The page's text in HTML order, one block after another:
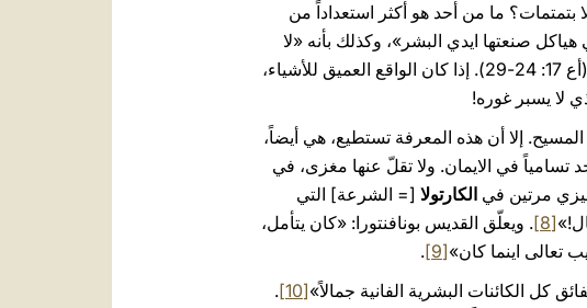
بتمتمات؟ ما من أحد هو أكثر استعداداً من
صنعتها ايدي البشر»، وكذلك بأنه «لا
يجب أن نحسب اللاهوت شبيهاً بالذهب أو الفضة أو الحجر، المشغولة بفن الأنسان وعبقريته (أع 17: 24-29). إذا كان الواقع العميق للأشياء،
لا يسبر غوره!
إلا أن هذه المعرفة تستطيع، هي أيضاً،
تسامياً في الايمان. ولا تقلّ عنها مغزى، في
مرتين في الكارتولا [= الشرعة] التي
[8]
. ويعلّق القديس بونافنتورا: «كان يتأمل،
تعالى اينما كان»[9]
.
كل الكائنات البشرية الفانية جمالاً»[10]
.